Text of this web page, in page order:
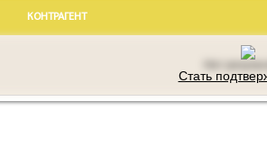
КОНТРАГЕНТ
Стать